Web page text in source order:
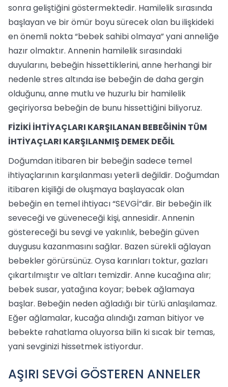
sonra geliştiğini göstermektedir. Hamilelik sırasında
başlayan ve bir ömür boyu sürecek olan bu ilişkideki
en önemli nokta “bebek sahibi olmaya” yani anneliğe
hazır olmaktır. Annenin hamilelik sırasındaki
duyularını, bebeğin hissettiklerini, anne herhangi bir
nedenle stres altında ise bebeğin de daha gergin
olduğunu, anne mutlu ve huzurlu bir hamilelik
geçiriyorsa bebeğin de bunu hissettiğini biliyoruz.
FİZİKİ İHTİYAÇLARI KARŞILANAN BEBEĞİNİN TÜM
İHTİYAÇLARI KARŞILANMIŞ DEMEK DEĞİL
Doğumdan itibaren bir bebeğin sadece temel
ihtiyaçlarının karşılanması yeterli değildir. Doğumdan
itibaren kişiliği de oluşmaya başlayacak olan
bebeğin en temel ihtiyacı “SEVGİ”dir. Bir bebeğin ilk
seveceği ve güveneceği kişi, annesidir. Annenin
göstereceği bu sevgi ve yakınlık, bebeğin güven
duygusu kazanmasını sağlar. Bazen sürekli ağlayan
bebekler görürsünüz. Oysa karınları toktur, gazları
çıkartılmıştır ve altları temizdir. Anne kucağına alır;
bebek susar, yatağına koyar; bebek ağlamaya
başlar. Bebeğin neden ağladığı bir türlü anlaşılamaz.
Eğer ağlamalar, kucağa alındığı zaman bitiyor ve
bebekte rahatlama oluyorsa bilin ki sıcak bir temas,
yani sevginizi hissetmek istiyordur.
AŞIRI SEVGİ GÖSTEREN ANNELER